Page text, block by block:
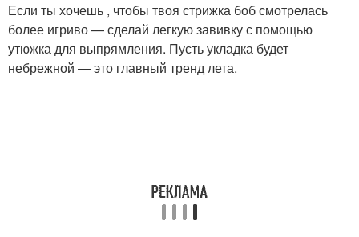
Если ты хочешь , чтобы твоя стрижка боб смотрелась
более игриво — сделай легкую завивку с помощью
утюжка для выпрямления. Пусть укладка будет
небрежной — это главный тренд лета.